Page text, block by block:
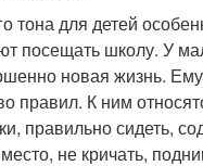
тона для детей
посещать школу. У
новая жизнь.
правил. К ним
правильно сидеть,
не кричать,